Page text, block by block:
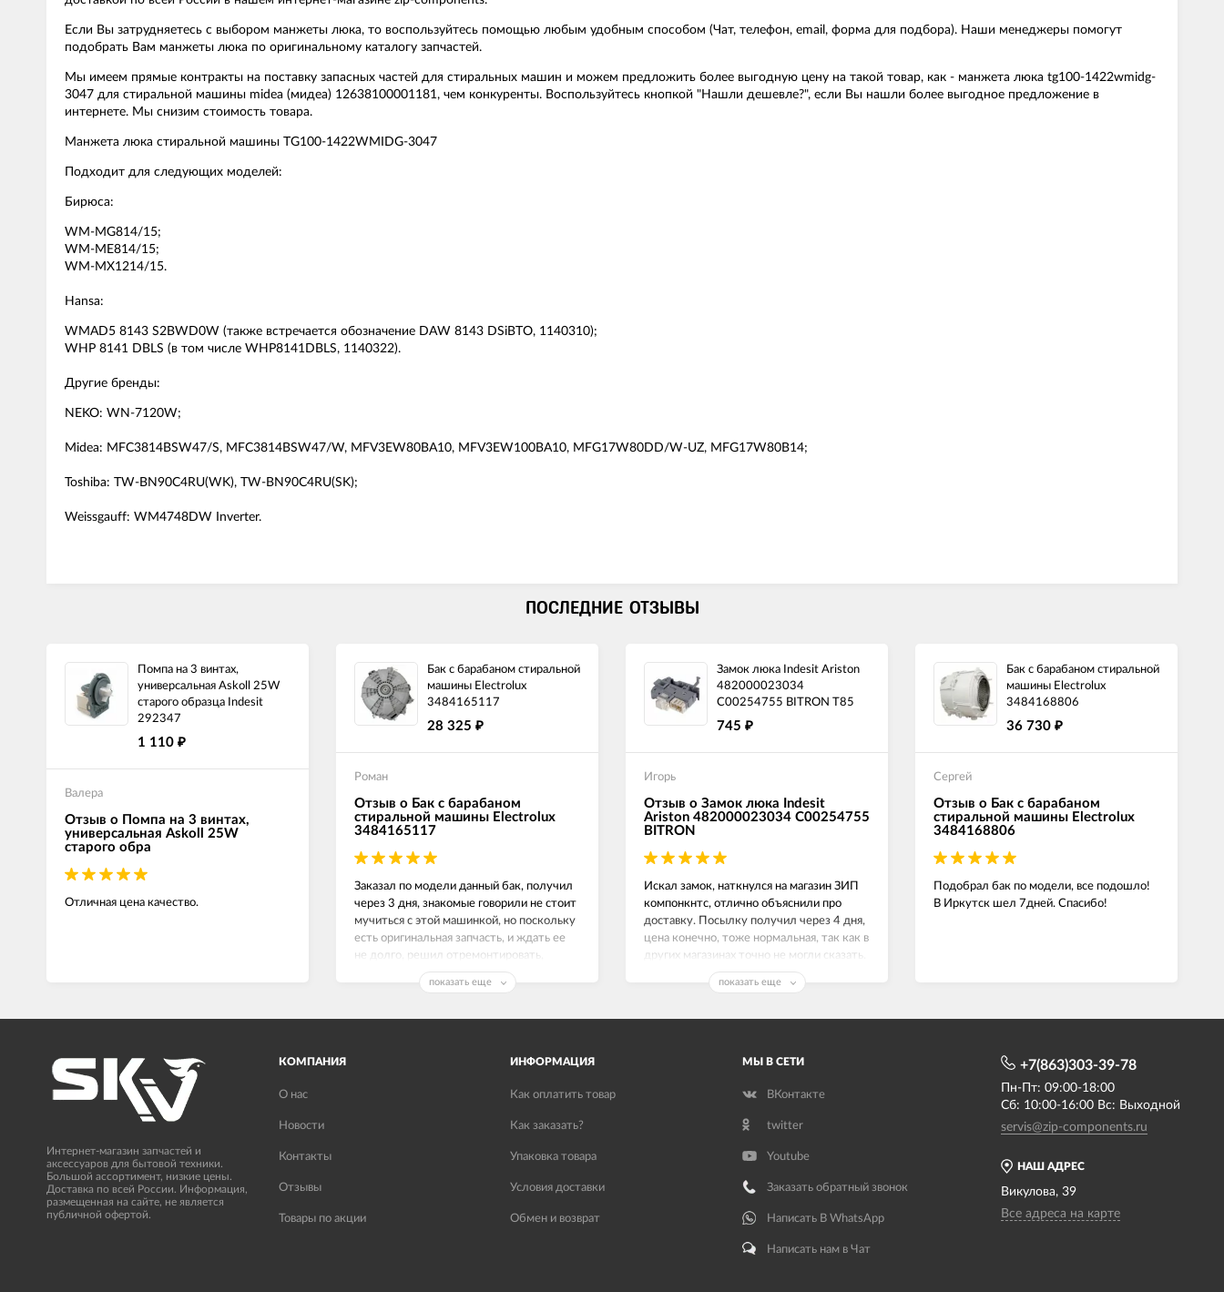
Если Вы затрудняетесь с выбором манжеты люка, то воспользуйтесь помощью любым удобным способом (Чат, телефон, email, форма для подбора). Наши менеджеры помогут
подобрать Вам манжеты люка по оригинальному каталогу запчастей.
Мы имеем прямые контракты на поставку запасных частей для стиральных машин и можем предложить более выгодную цену на такой товар, как - манжета люка tg100-1422wmidg-
3047 для стиральной машины midea (мидеа) 12638100001181, чем конкуренты. Воспользуйтесь кнопкой "Нашли дешевле?", если Вы нашли более выгодное предложение в
интернете. Мы снизим стоимость товара.
Манжета люка стиральной машины TG100-1422WMIDG-3047
Подходит для следующих моделей:
Бирюса:
WM-MG814/15;
WM-ME814/15;
WM-MX1214/15.
Hansa:
WMAD5 8143 S2BWD0W (также встречается обозначение DAW 8143 DSiBTO, 1140310);
WHP 8141 DBLS (в том числе WHP8141DBLS, 1140322).
Другие бренды:
NEKO: WN-7120W;
Midea: MFC3814BSW47/S, MFC3814BSW47/W, MFV3EW80BA10, MFV3EW100BA10, MFG17W80DD/W-UZ, MFG17W80B14;
Toshiba: TW-BN90C4RU(WK), TW-BN90C4RU(SK);
Weissgauff: WM4748DW Inverter.
ПОСЛЕДНИЕ ОТЗЫВЫ
Помпа на 3 винтах,
универсальная Askoll 25W
старого образца Indesit
292347
1 110 ₽
Валера
Отзыв о Помпа на 3 винтах,
универсальная Askoll 25W
старого обра
Отличная цена качество.
Бак с барабаном стиральной
машины Electrolux
3484165117
28 325 ₽
Роман
Отзыв о Бак с барабаном
стиральной машины Electrolux
3484165117
Заказал по модели данный бак, получил
через 3 дня, знакомые говорили не стоит
мучиться с этой машинкой, но поскольку
есть оригинальная запчасть, и ждать ее
не долго, решил отремонтировать,
сейчас все работает как часы.
показать еще
Замок люка Indesit Ariston
482000023034
C00254755 BITRON T85
745 ₽
Игорь
Отзыв о Замок люка Indesit
Ariston 482000023034 C00254755
BITRON
Искал замок, наткнулся на магазин ЗИП
компонкнтс, отлично объяснили про
доставку. Посылку получил через 4 дня,
цена конечно, тоже нормальная, так как в
других магазинах точно не могли сказать.
Замок люка на Индезит рабочий,
показать еще
Бак с барабаном стиральной
машины Electrolux
3484168806
36 730 ₽
Сергей
Отзыв о Бак с барабаном
стиральной машины Electrolux
3484168806
Подобрал бак по модели, все подошло!
В Иркутск шел 7дней. Спасибо!
Интернет-магазин запчастей и
аксессуаров для бытовой техники.
Большой ассортимент, низкие цены.
Доставка по всей России. Информация,
размещенная на сайте, не является
публичной офертой.
КОМПАНИЯ
О нас
Новости
Контакты
Отзывы
Товары по акции
ИНФОРМАЦИЯ
Как оплатить товар
Как заказать?
Упаковка товара
Условия доставки
Обмен и возврат
МЫ В СЕТИ
ВКонтакте
twitter
Youtube
Заказать обратный звонок
Написать В WhatsApp
Написать нам в Чат
НАШ АДРЕС
Викулова, 39
Все адреса на карте
+7(863)303-39-78
Пн-Пт: 09:00-18:00
Сб: 10:00-16:00 Вс: Выходной
servis@zip-components.ru